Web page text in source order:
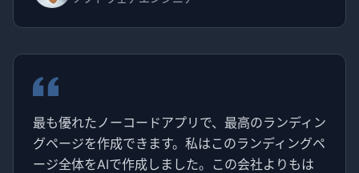
最も優れたノーコードアプリで、最高のランディン
グページを作成できます。私はこのランディングペ
ージ全体をAIで作成しました。この会社よりもは